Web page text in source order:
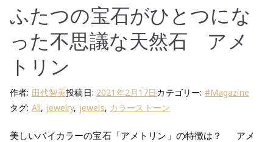
ふたつの宝石がひとつにな
った不思議な天然石 アメ
トリン
作者: 田代智美投稿日: 2021年2月17日カテゴリー: #Magazine
タグ: All, jewelry, jewels, カラーストーン
美しいバイカラーの宝石「アメトリン」の特徴は？ アメ